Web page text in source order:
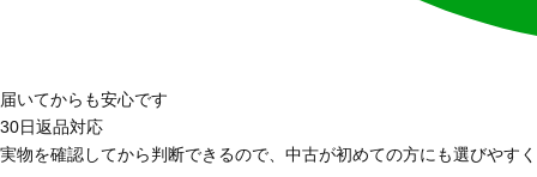
届いてからも安心です
30日返品対応
実物を確認してから判断できるので、中古が初めての方にも選びやす